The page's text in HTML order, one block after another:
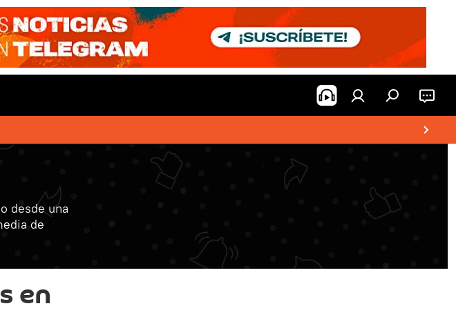
desde una
de
en